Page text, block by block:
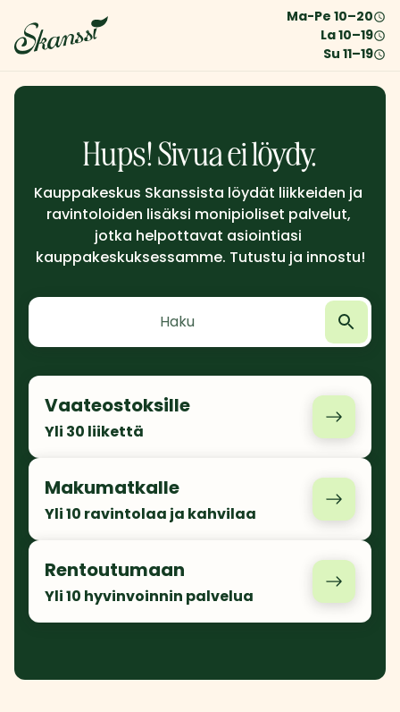
Ma-Pe 10–20
La10–19
Su 11–19
Hups! Sivua ei löydy.
Kauppakeskus Skanssista löydät liikkeiden ja
ravintoloiden lisäksi monipioliset palvelut,
jotka helpottavat asiointiasi
kauppakeskuksessamme. Tutustu ja innostu!
Vaateostoksille
Yli 30 liikettä
Makumatkalle
Yli 10 ravintolaa ja kahvilaa
Rentoutumaan
Yli 10 hyvinvoinnin palvelua